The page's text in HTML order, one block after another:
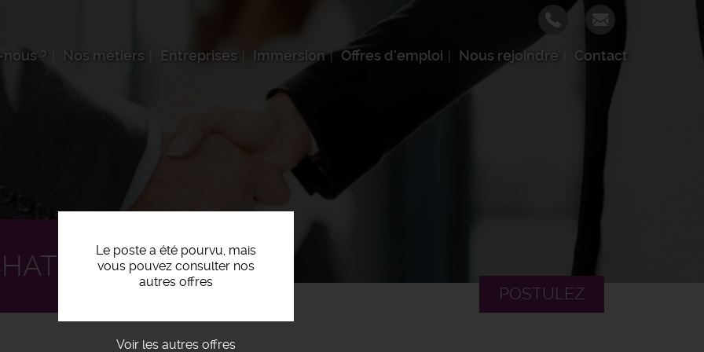
? Nos métiers Entreprises Immersion Offres d'emploi Nous rejoindre Contact
Le poste a été pourvu, mais
vous pouvez consulter nos
autres offres
Voir les autres offres
POSTULEZ
F/H